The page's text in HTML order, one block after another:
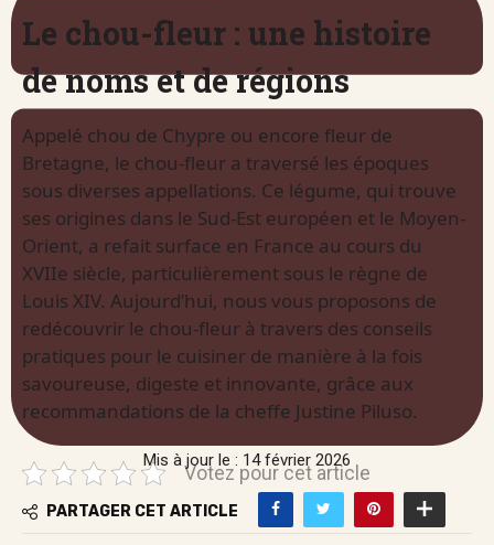
Mis à jour le : 14 février 2026
Le chou-fleur : une histoire
de noms et de régions
Appelé chou de Chypre ou encore fleur de
Bretagne, le chou-fleur a traversé les époques
sous diverses appellations. Ce légume, qui trouve
ses origines dans le Sud-Est européen et le Moyen-
Orient, a refait surface en France au cours du
XVIIe siècle, particulièrement sous le règne de
Louis XIV. Aujourd’hui, nous vous proposons de
redécouvrir le chou-fleur à travers des conseils
pratiques pour le cuisiner de manière à la fois
savoureuse, digeste et innovante, grâce aux
recommandations de la cheffe Justine Piluso.
Votez pour cet article
PARTAGER CET ARTICLE